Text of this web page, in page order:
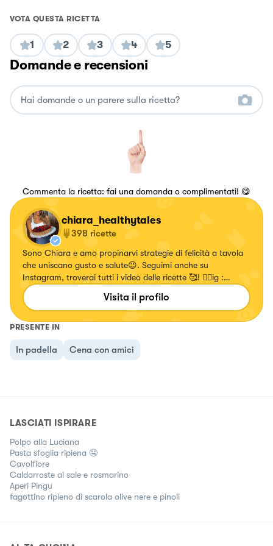
VOTA QUESTA RICETTA
1 2 3 4 5
Domande e recensioni
Commenta la ricetta: fai una domanda o complimentati! 😋
chiara_healthytales
398 ricette
Sono Chiara e amo propinarvi strategie di felicità a tavola
che uniscano gusto e salute😉. Seguimi anche su
Instagram, troverai tutti i video delle ricette 🥰! 👉🏻ig :
chiara_healthytales
Visita il profilo
PRESENTE IN
In padella Cena con amici
LASCIATI ISPIRARE
Polpo alla Luciana
Pasta sfoglia ripiena 🤤
Cavolfiore
Caldarroste al sale e rosmarino
Aperi Pingu
fagottino ripieno di scarola olive nere e pinoli